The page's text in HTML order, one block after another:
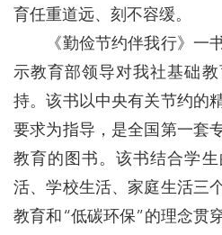
育任重道远、刻不容缓。
《勤俭节约伴我行》一书
示教育部领导对我社基础
持。该书以中央有关节约的
要求为指导，是全国第一套
教育的图书。该书结合学
活、学校生活、家庭生活三
教育和“低碳环保”的理念贯